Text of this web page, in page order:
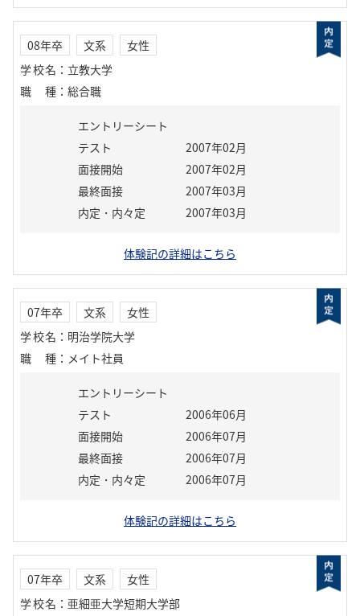
08年卒 文系
女性
学校名 ： 立教大学
職種 ： 総合職
エントリーシート
テスト
2007年02月
面接開始
2007年02月
最終面接
2007年03月
内定・内々定
2007年03月
体験記の詳細はこちら
07年卒 文系
女性
学校名 ： 明治学院大学
職種 ： メイト社員
エントリーシート
テスト
2006年06月
面接開始
2006年07月
最終面接
2006年07月
内定・内々定
2006年07月
体験記の詳細はこちら
07年卒 文系
女性
学校名 ： 亜細亜大学短期大学部